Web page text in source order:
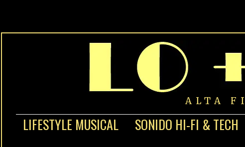
ALTA
LIFESTYLE MUSICAL SONIDO HI-FI & TECH